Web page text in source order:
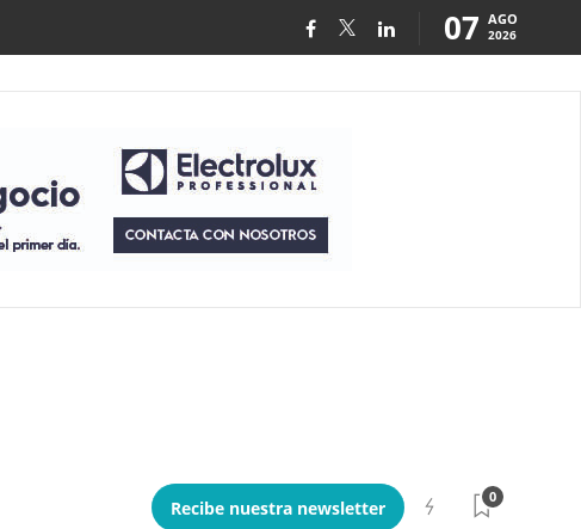
07 AGO
2026
Recibe nuestra newsletter
0